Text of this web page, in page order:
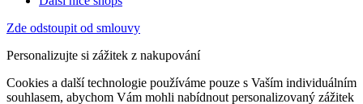
Zde odstoupit od smlouvy
Personalizujte si zážitek z nakupování
Cookies a další technologie používáme pouze s Vaším individuálním
souhlasem, abychom Vám mohli nabídnout personalizovaný zážitek